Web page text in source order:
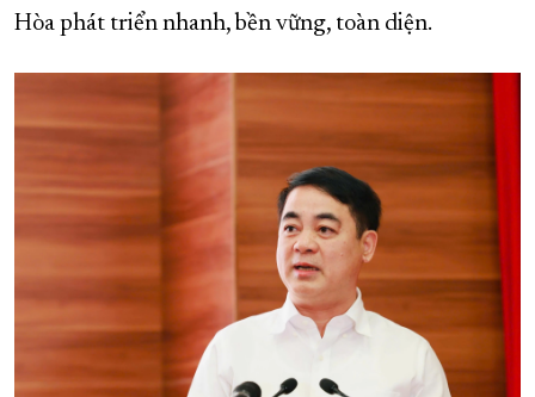
Hòa phát triển nhanh, bền vững, toàn diện.